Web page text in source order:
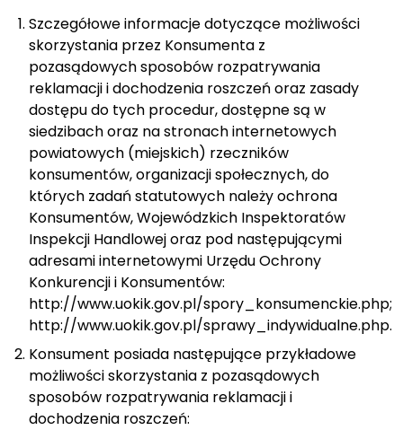
Szczegółowe informacje dotyczące możliwości
skorzystania przez Konsumenta z
pozasądowych sposobów rozpatrywania
reklamacji i dochodzenia roszczeń oraz zasady
dostępu do tych procedur, dostępne są w
siedzibach oraz na stronach internetowych
powiatowych (miejskich) rzeczników
konsumentów, organizacji społecznych, do
których zadań statutowych należy ochrona
Konsumentów, Wojewódzkich Inspektoratów
Inspekcji Handlowej oraz pod następującymi
adresami internetowymi Urzędu Ochrony
Konkurencji i Konsumentów:
http://www.uokik.gov.pl/spory_konsumenckie.php;
http://www.uokik.gov.pl/sprawy_indywidualne.php.
Konsument posiada następujące przykładowe
możliwości skorzystania z pozasądowych
sposobów rozpatrywania reklamacji i
dochodzenia roszczeń: